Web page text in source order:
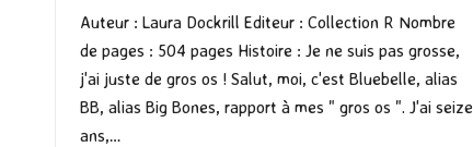
in
Auteur : Laura Dockrill Editeur : Collection R Nombre
de pages : 504 pages Histoire : Je ne suis pas grosse,
j'ai juste de gros os ! Salut, moi, c'est Bluebelle, alias
BB, alias Big Bones, rapport à mes " gros os ". J'ai seize
ans,…